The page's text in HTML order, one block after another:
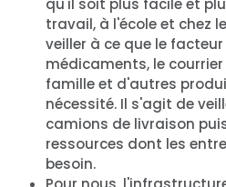
travail, à l'école et chez
veiller à ce que le
médicaments, le
famille et d'autres
nécessité. Il s'agit de
camions de livraison
ressources dont les
besoin.